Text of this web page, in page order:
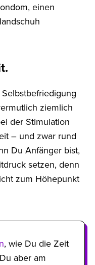
einen
ziemlich
der Stimulation
– und zwar rund
Du Anfänger bist,
setzen, denn
zum Höhepunkt
, wie Du die Zeit
aber am